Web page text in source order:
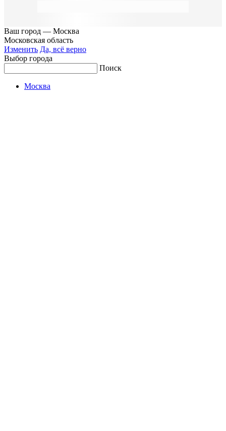
Ваш город — Москва
Московская область
Изменить Да, всё верно
Выбор города
Поиск
Москва